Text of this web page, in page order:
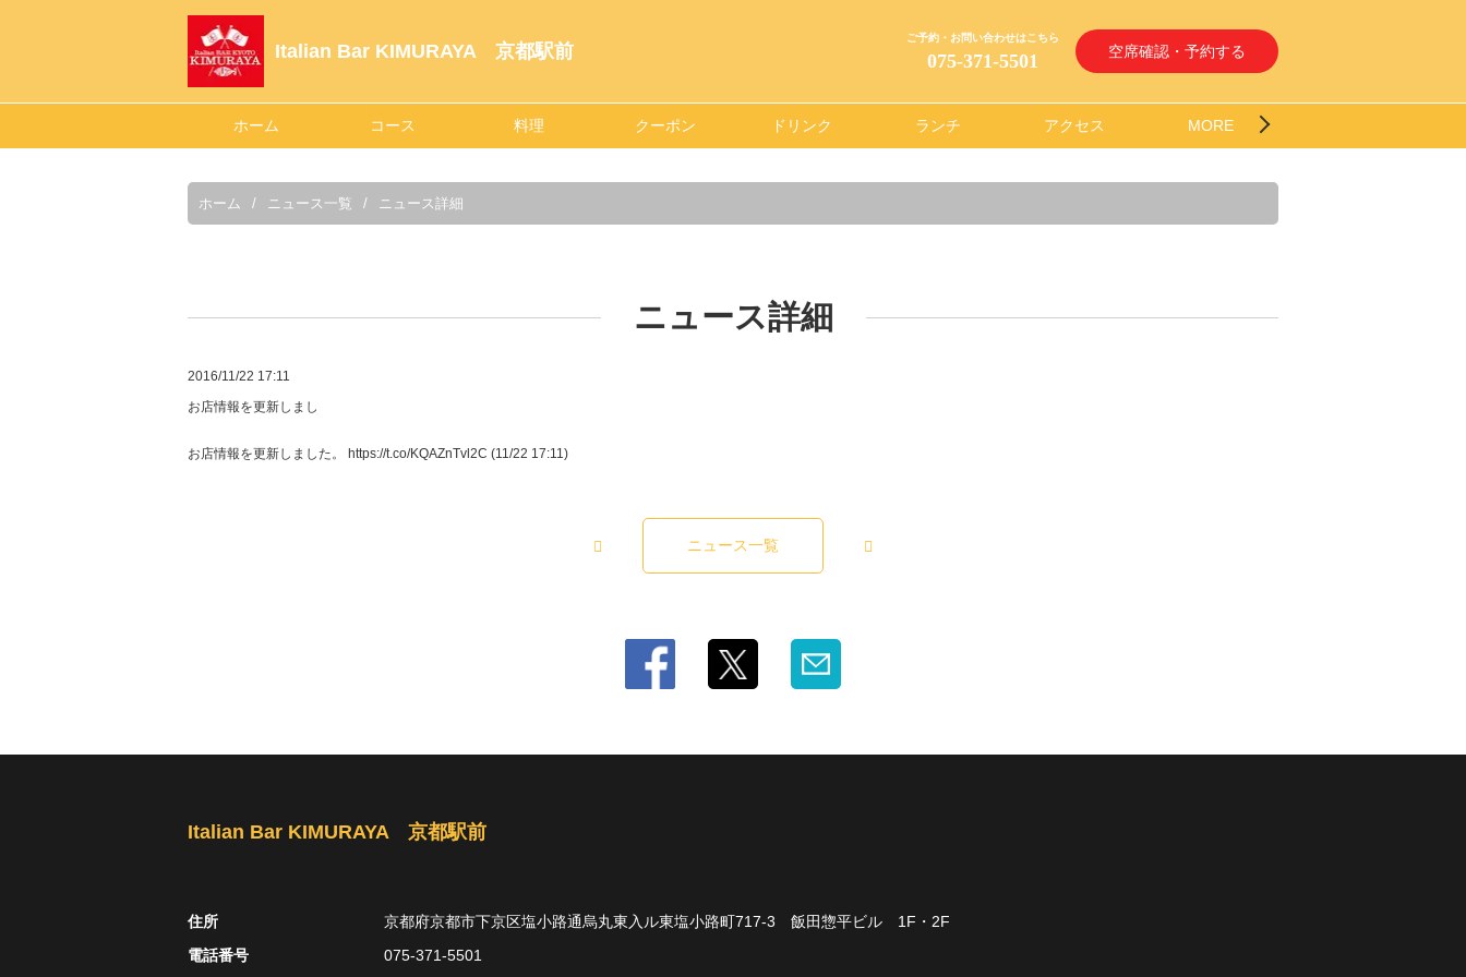
Italian Bar KIMURAYA 京都駅前
ご予約・お問い合わせはこちら
075-371-5501 空席確認・予約する
ホーム コース 料理 クーポン ドリンク ランチ アクセス MORE
ホーム ニュース一覧 ニュース詳細
ニュース詳細
2016/11/22 17:11
お店情報を更新しまし
お店情報を更新しました。 https://t.co/KQAZnTvl2C (11/22 17:11)
ニュース一覧
Italian Bar KIMURAYA 京都駅前
住所
京都府京都市下京区塩小路通烏丸東入ル東塩小路町717-3 飯田惣平ビル 1F・2F
電話番号
075-371-5501